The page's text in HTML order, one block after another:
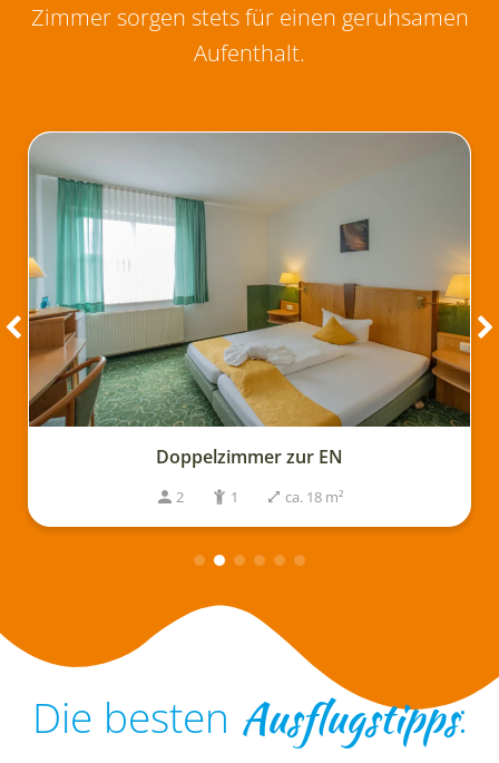
Zimmer sorgen stets für einen geruhsamen
Aufenthalt.
Doppelzimmer zur EN
2 1 ca. 18 m²
Die besten Ausflugstipps: